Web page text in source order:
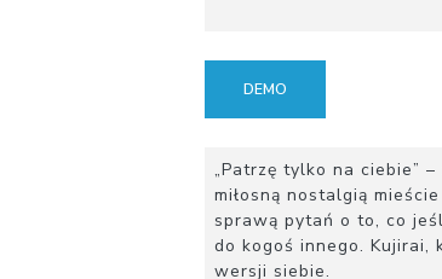
DEMO
„Patrzę tylko na ciebie”
miłosną nostalgią
sprawą pytań o to, co
do kogoś innego. Kujirai,
wersji siebie.